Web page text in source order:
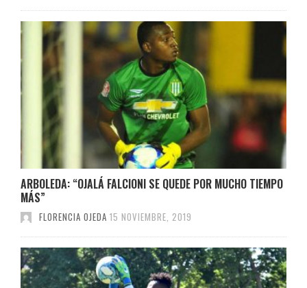
ARBOLEDA: “OJALÁ FALCIONI SE QUEDE POR MUCHO TIEMPO
MÁS”
FLORENCIA OJEDA 15 NOVIEMBRE, 2019